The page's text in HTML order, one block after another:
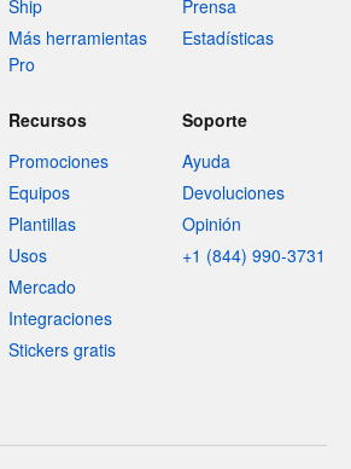
Ship
Más herramientas
Pro
Prensa
Estadísticas
Recursos
Promociones
Equipos
Plantillas
Usos
Mercado
Integraciones
Stickers gratis
Soporte
Ayuda
Devoluciones
Opinión
+1 (844) 990-3731